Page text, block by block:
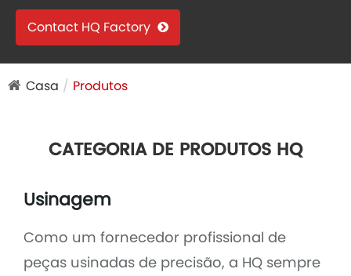
Contact HQ Factory
Casa Produtos
CATEGORIA DE PRODUTOS HQ
Usinagem
Como um fornecedor profissional de
peças usinadas de precisão, a HQ sempre